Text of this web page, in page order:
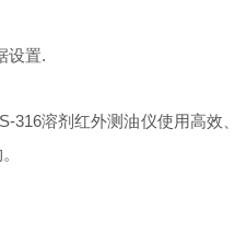
设置.
溶剂红外测油仪使用高效